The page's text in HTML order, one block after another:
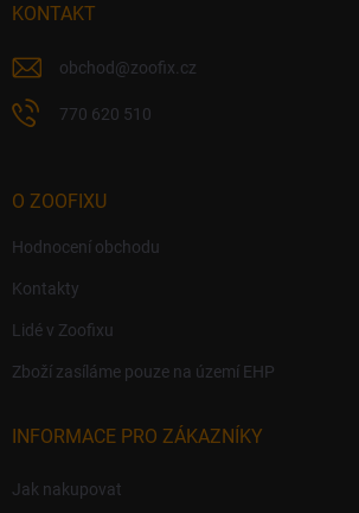
KONTAKT
obchod @zoofix.cz
770 620 510
O ZOOFIXU
Hodnocení obchodu
Kontakty
Lidé v Zoofixu
Zboží zasíláme pouze na území EHP
INFORMACE PRO ZÁKAZNÍKY
Jak nakupovat